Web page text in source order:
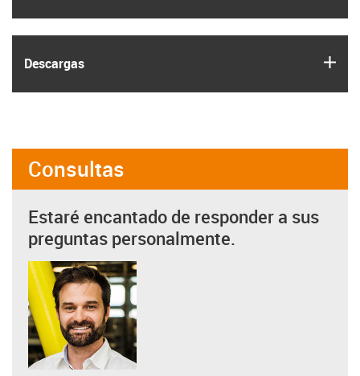
Descargas
Consultas
Estaré encantado de responder a sus
preguntas personalmente.